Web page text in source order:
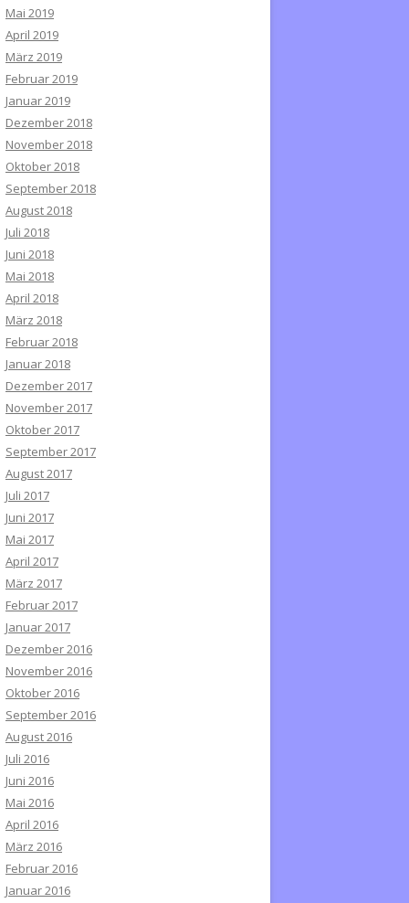
Mai 2019
April 2019
März 2019
Februar 2019
Januar 2019
Dezember 2018
November 2018
Oktober 2018
September 2018
August 2018
Juli 2018
Juni 2018
Mai 2018
April 2018
März 2018
Februar 2018
Januar 2018
Dezember 2017
November 2017
Oktober 2017
September 2017
August 2017
Juli 2017
Juni 2017
Mai 2017
April 2017
März 2017
Februar 2017
Januar 2017
Dezember 2016
November 2016
Oktober 2016
September 2016
August 2016
Juli 2016
Juni 2016
Mai 2016
April 2016
März 2016
Februar 2016
Januar 2016